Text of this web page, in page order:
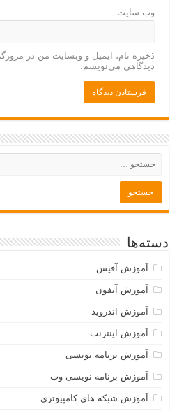
وب‌ سایت
ذخیره نام، ایمیل و وبسایت من در
دیدگاهی می‌نویسم.
دسته‌ها
آموزش آفیس
آموزش آیفون
آموزش اندروید
آموزش اینترنت
آموزش برنامه نویسی
آموزش برنامه نویسی وب
آموزش شبکه های کامپیوتری